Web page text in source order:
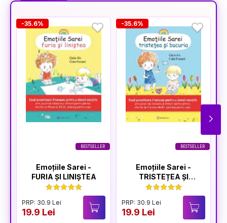
BESTSELLER
-35.6%
Emoțiile Sarei -
FURIA ȘI LINIȘTEA
PRP: 30.9 Lei
19.9 Lei
BESTSELLER
-35.6%
Emoțiile Sarei -
TRISTEȚEA ȘI
BUCURIA
PRP: 30.9 Lei
19.9 Lei